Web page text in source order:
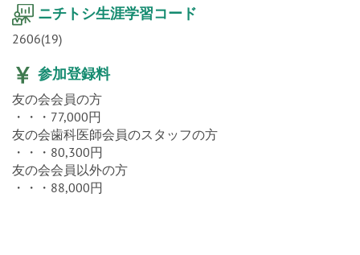
ニチトシ生涯学習コード
2606(19)
参加登録料
友の会会員の方
・・・77,000円
友の会歯科医師会員のスタッフの方
・・・80,300円
友の会会員以外の方
・・・88,000円